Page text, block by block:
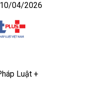
10/04/2026
Luật +